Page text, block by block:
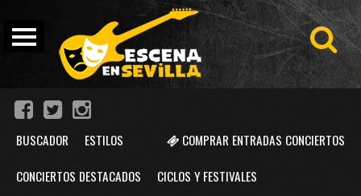
COMPRAR ENTRADAS CONCIERTOS
BUSCADOR ESTILOS
CONCIERTOS DESTACADOS CICLOS Y FESTIVALES